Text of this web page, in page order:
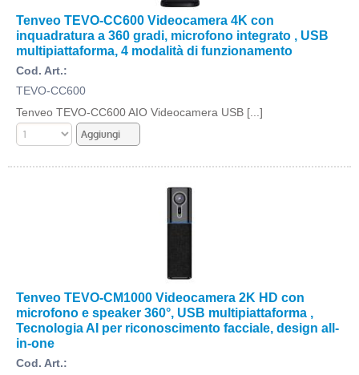
Tenveo TEVO-CC600 Videocamera 4K con
inquadratura a 360 gradi, microfono integrato , USB
multipiattaforma, 4 modalità di funzionamento
Cod. Art.:
TEVO-CC600
Tenveo TEVO-CC600 AIO Videocamera USB [...]
Tenveo TEVO-CM1000 Videocamera 2K HD con
microfono e speaker 360°, USB multipiattaforma ,
Tecnologia AI per riconoscimento facciale, design all-
in-one
Cod. Art.: